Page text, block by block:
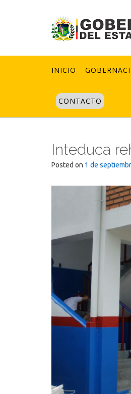
INICIO
CONTACTO
Inteduca
Posted on 1 de